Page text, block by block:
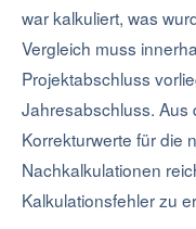
war kalkuliert, was
Vergleich muss
Projektabschluss
Jahresabschluss. Aus
Korrekturwerte für die
Nachkalkulationen
Kalkulationsfehler zu